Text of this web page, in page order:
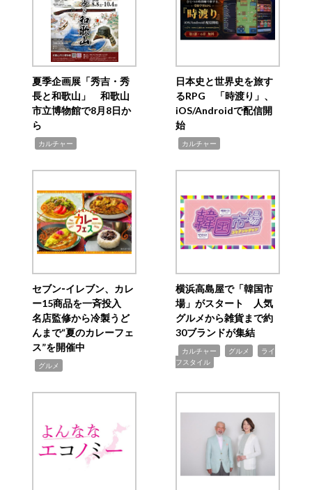
夏季企画展「秀吉・秀
長と和歌山」 和歌山
市立博物館で8月8日か
ら
カルチャー
日本史と世界史を旅す
るRPG 「時渡り」、
iOS/Androidで配信開
始
カルチャー
セブン‐イレブン、カレ
ー15商品を一斉投入
名店監修から冷製うど
んまで“夏のカレーフェ
ス”を開催中
グルメ
横浜高島屋で「韓国市
場」がスタート 人気
グルメから雑貨まで約
30ブランドが集結
カルチャー グルメ
ライ
フスタイル